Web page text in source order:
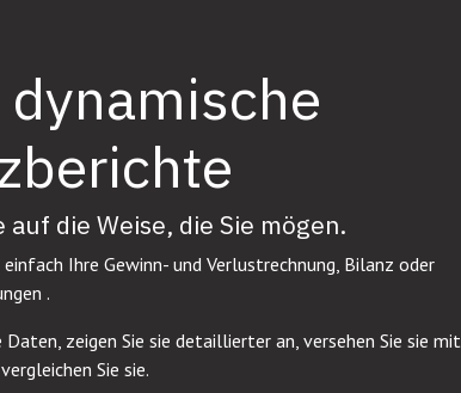
dynamische
die Weise, die Sie mögen.
Ihre Gewinn- und Verlustrechnung, Bilanz oder
.
zeigen Sie sie detaillierter an, versehen Sie sie mit
Sie sie.